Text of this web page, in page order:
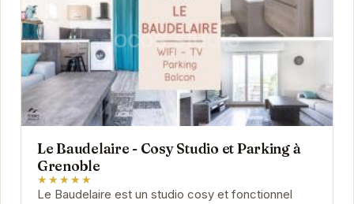
Le Baudelaire - Cosy Studio et Parking à
Grenoble
★★★★★
Le Baudelaire est un studio cosy et fonctionnel